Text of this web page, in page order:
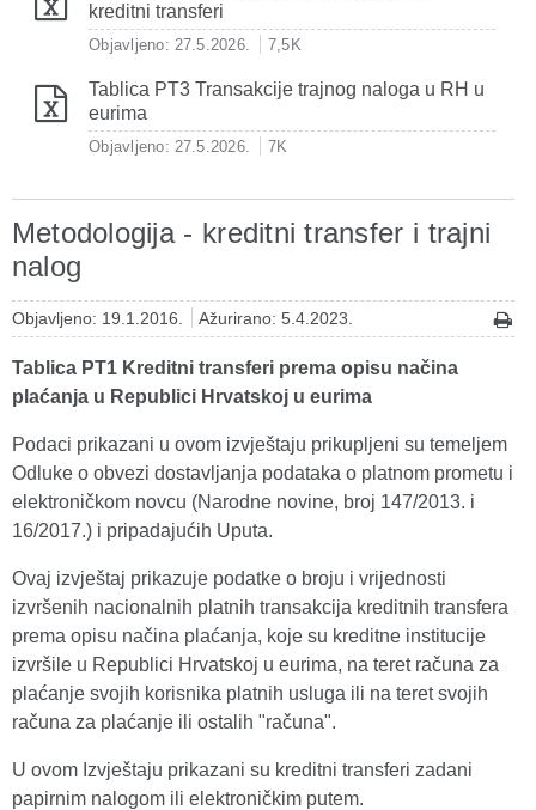
kreditni transferi
Objavljeno: 27.5.2026. 7,5K
Tablica PT3 Transakcije trajnog naloga u RH u
eurima
Objavljeno: 27.5.2026. 7K
Metodologija - kreditni transfer i trajni
nalog
Objavljeno: 19.1.2016. Ažurirano: 5.4.2023.
Tablica PT1 Kreditni transferi prema opisu načina
plaćanja u Republici Hrvatskoj u eurima
Podaci prikazani u ovom izvještaju prikupljeni su temeljem
Odluke o obvezi dostavljanja podataka o platnom prometu i
elektroničkom novcu (Narodne novine, broj 147/2013. i
16/2017.) i pripadajućih Uputa.
Ovaj izvještaj prikazuje podatke o broju i vrijednosti
izvršenih nacionalnih platnih transakcija kreditnih transfera
prema opisu načina plaćanja, koje su kreditne institucije
izvršile u Republici Hrvatskoj u eurima, na teret računa za
plaćanje svojih korisnika platnih usluga ili na teret svojih
računa za plaćanje ili ostalih "računa".
U ovom Izvještaju prikazani su kreditni transferi zadani
papirnim nalogom ili elektroničkim putem.